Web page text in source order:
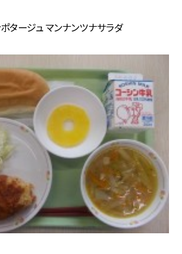
タージュ マンナンツナサラダ